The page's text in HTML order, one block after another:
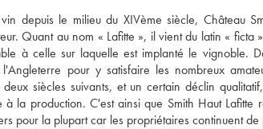
depuis le milieu du XIVème siècle, Château
Quant au nom « Lafitte », il vient du latin «
à celle sur laquelle est implanté le vignoble.
pour y satisfaire les nombreux
deux siècles suivants, et un certain déclin
la production. C'est ainsi que Smith Haut
pour la plupart car les propriétaires continuent